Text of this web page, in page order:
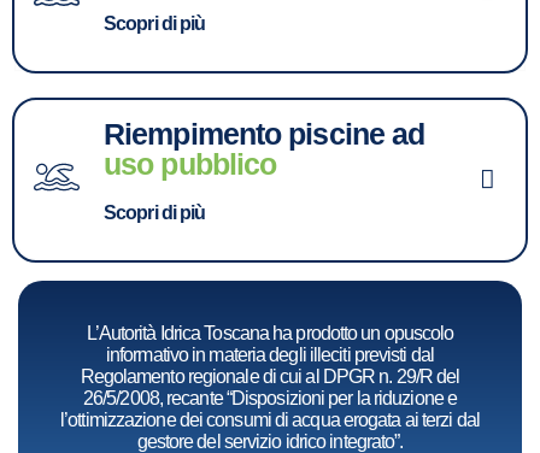
Scopri di più
Riempimento piscine ad
uso pubblico
Scopri di più
L’Autorità Idrica Toscana ha prodotto un opuscolo
informativo in materia degli illeciti previsti dal
Regolamento regionale di cui al DPGR n. 29/R del
26/5/2008, recante “Disposizioni per la riduzione e
l’ottimizzazione dei consumi di acqua erogata ai terzi dal
gestore del servizio idrico integrato”.